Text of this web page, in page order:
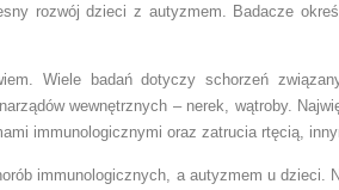
rozwój dzieci z autyzmem. Badacze
Wiele badań dotyczy schorzeń
wewnętrznych – nerek, wątroby.
immunologicznymi oraz zatrucia rtęcią,
immunologicznych, a autyzmem u